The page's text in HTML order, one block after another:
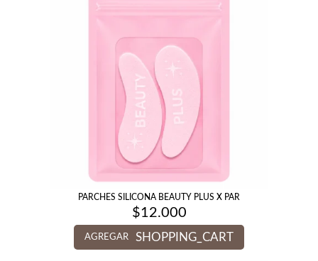
PARCHES SILICONA BEAUTY PLUS X PAR
$12.000
AGREGAR SHOPPING_CART